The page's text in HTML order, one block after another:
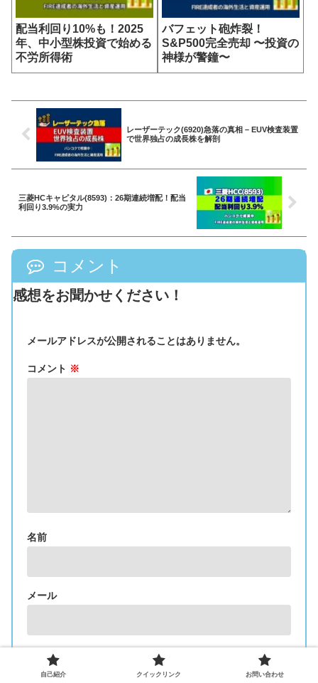
配当利回り10%も！2025
年、中小型株投資で始める
不労所得術
バフェット砲炸裂！
S&P500完全売却 〜投資の
神様が警鐘〜
レーザーテック(6920)急落の真相 – EUV検査装置
で世界独占の成長株を解剖
三菱HCキャピタル(8593)：26期連続増配！配当
利回り3.9%の実力
コメント
感想をお聞かせください！
メールアドレスが公開されることはありません。
コメント ※
名前
メール
次回のコメントで使用するためブラウザーに自分の名
前、メールアドレス、サイトを保存する。
自己紹介 クイックリンク お問い合わせ